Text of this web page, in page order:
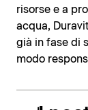
risorse e a
acqua,
già in fase di
modo